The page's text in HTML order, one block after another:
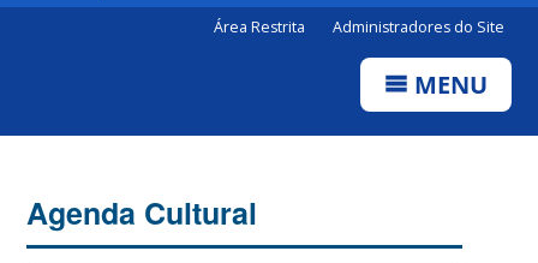
Área Restrita Administradores do Site
MENU
Agenda Cultural